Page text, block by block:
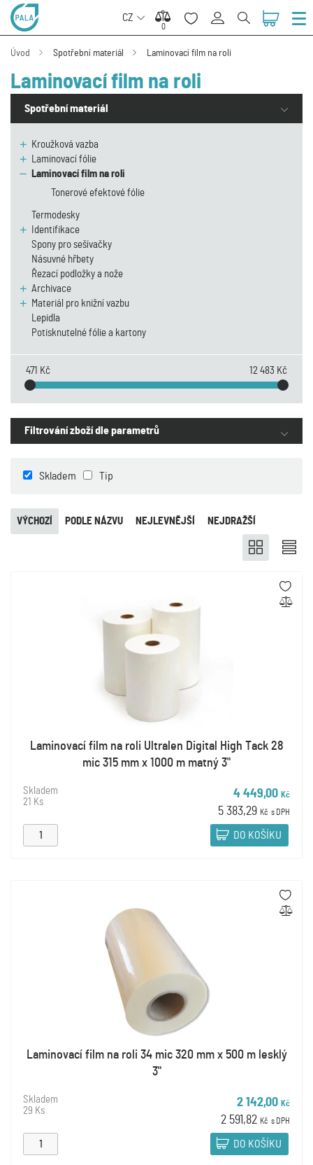
CZ
0
0
Úvod Spotřební materiál Laminovací film na roli
Laminovací film na roli
Spotřební materiál
Kroužková vazba
Laminovací fólie
Laminovací film na roli
Tonerové efektové fólie
Termodesky
Identifikace
Spony pro sešívačky
Násuvné hřbety
Řezací podložky a nože
Archivace
Materiál pro knižní vazbu
Lepidla
Potisknutelné fólie a kartony
471 Kč 12 483 Kč
Filtrování zboží dle parametrů
Skladem Tip
NEJLEVNĚJŠÍ NEJDRAŽŠÍ
PODLE NÁZVU
VÝCHOZÍ
Laminovací film na roli Ultralen Digital High Tack 28
mic 315 mm x 1000 m matný 3"
Skladem
21 Ks
4 449,00 Kč
5 383,29 Kč s DPH
DO KOŠÍKU
Laminovací film na roli 34 mic 320 mm x 500 m lesklý
3"
Skladem
29 Ks
2 142,00 Kč
2 591,82 Kč s DPH
DO KOŠÍKU